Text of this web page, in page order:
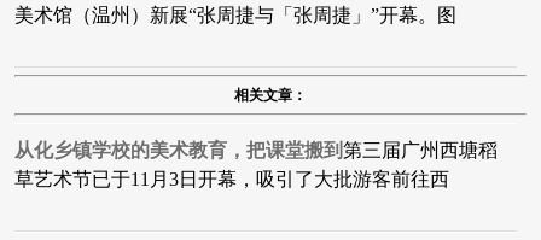
美术馆（温州）新展“张周捷与「张周捷」”开幕。图
相关文章：
从化乡镇学校的美术教育，把课堂搬到第三届广州西塘稻
草艺术节已于11月3日开幕，吸引了大批游客前往西